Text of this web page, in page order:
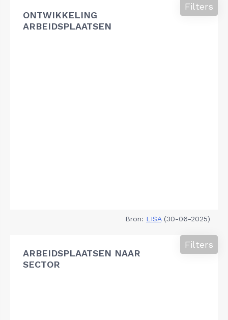
ONTWIKKELING
ARBEIDSPLAATSEN
Filters
Bron: LISA(30-06-2025)
ARBEIDSPLAATSEN NAAR
SECTOR
Filters